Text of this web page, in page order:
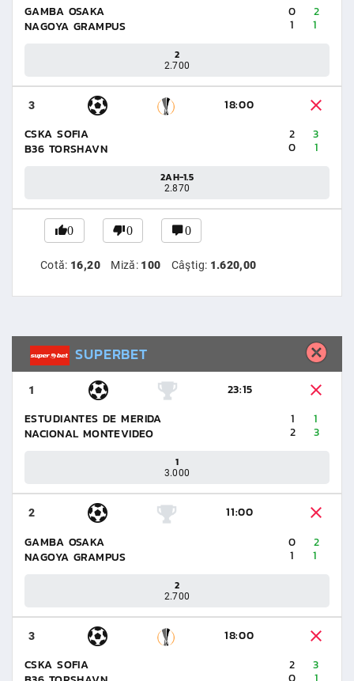
GAMBA OSAKA
NAGOYA GRAMPUS
0
2
1
1
2
2.700
3
18:00
CSKA SOFIA
B36 TORSHAVN
2
3
0
1
2AH-1.5
2.870
0 0 0
Cotă: 16,20 Miză: 100 Câştig: 1.620,00
SUPERBET
1
23:15
ESTUDIANTES DE MERIDA
NACIONAL MONTEVIDEO
1
1
2
3
1
3.000
2
11:00
GAMBA OSAKA
NAGOYA GRAMPUS
0
2
1
1
2
2.700
3
18:00
CSKA SOFIA
2
3